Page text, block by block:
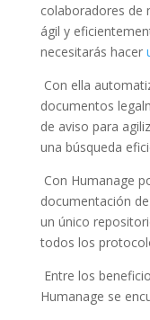
colaboradores de
ágil y
necesitarás hacer
Con ella
documentos
de aviso para
una búsqueda
Con Humanage
documentación
un único
todos los
Entre los
Humanage se